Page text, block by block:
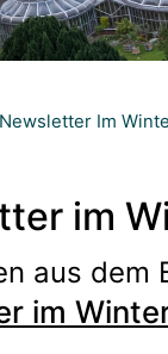
Newsletter Im
im
aus dem
im